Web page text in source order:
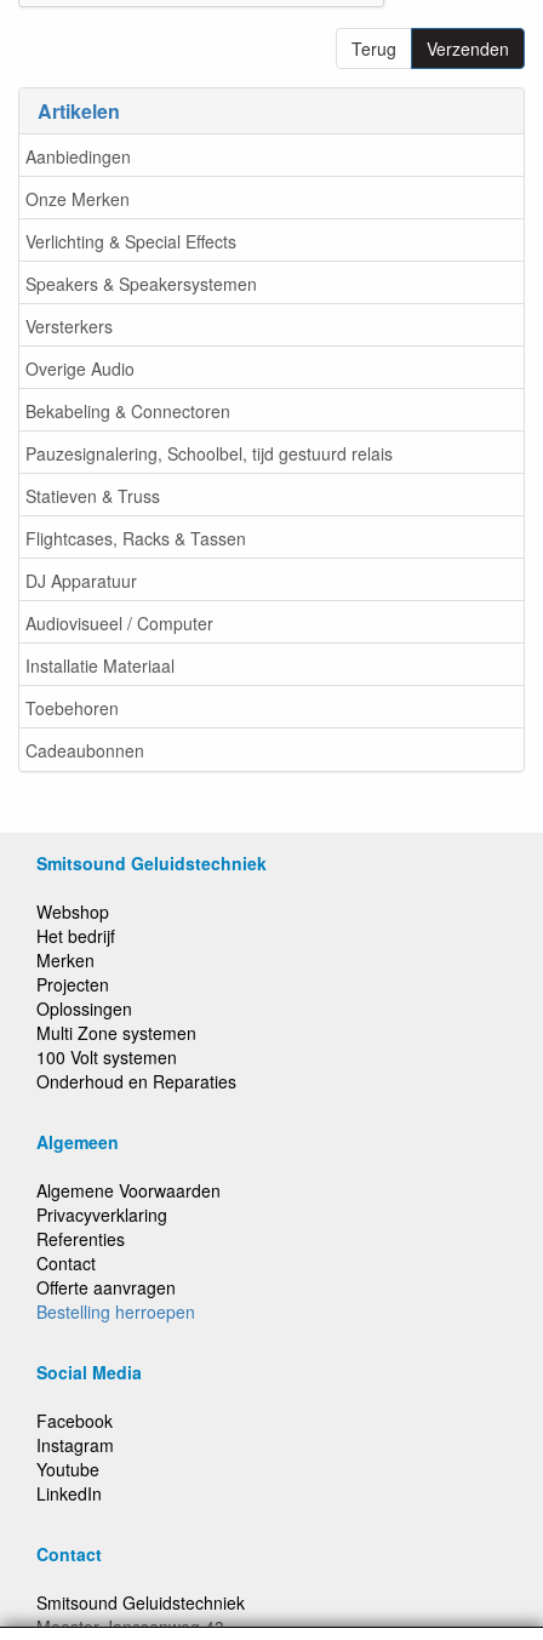
Artikelen
Aanbiedingen
Onze Merken
Verlichting & Special Effects
Speakers & Speakersystemen
Versterkers
Overige Audio
Bekabeling & Connectoren
Pauzesignalering, Schoolbel, tijd gestuurd relais
Statieven & Truss
Flightcases, Racks & Tassen
DJ Apparatuur
Audiovisueel / Computer
Installatie Materiaal
Toebehoren
Cadeaubonnen
Terug Verzenden
Smitsound Geluidstechniek
Webshop
Het bedrijf
Merken
Projecten
Oplossingen
Multi Zone systemen
100 Volt systemen
Onderhoud en Reparaties
Algemeen
Algemene Voorwaarden
Privacyverklaring
Referenties
Contact
Offerte aanvragen
Bestelling herroepen
Social Media
Facebook
Instagram
Youtube
LinkedIn
Contact
Smitsound Geluidstechniek
Meester Janssenweg 43